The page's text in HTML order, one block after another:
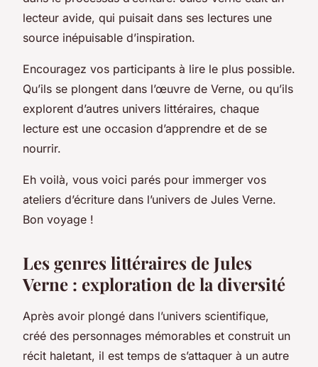
lecteur avide, qui puisait dans ses lectures une
source inépuisable d’inspiration.
Encouragez vos participants à lire le plus possible.
Qu’ils se plongent dans l’œuvre de Verne, ou qu’ils
explorent d’autres univers littéraires, chaque
lecture est une occasion d’apprendre et de se
nourrir.
Eh voilà, vous voici parés pour immerger vos
ateliers d’écriture dans l’univers de Jules Verne.
Bon voyage !
Les genres littéraires de Jules
Verne : exploration de la diversité
Après avoir plongé dans l’univers scientifique,
créé des personnages mémorables et construit un
récit haletant, il est temps de s’attaquer à un autre